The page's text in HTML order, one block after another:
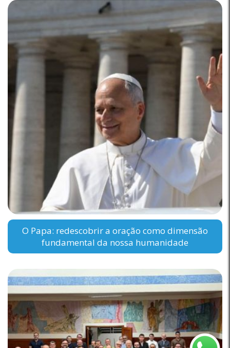
O Papa: redescobrir a oração como dimensão
fundamental da nossa humanidade